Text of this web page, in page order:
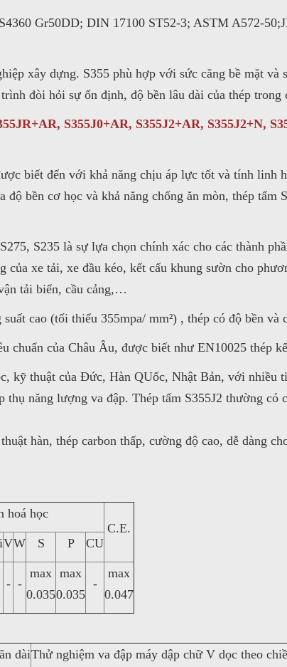
Gr50DD; DIN 17100 ST52-3; ASTM A572-
xây dựng. S355 phù hợp với sức căng bề mặt và
đòi hỏi sự ổn định, độ bền lâu dài của thép trong
S355J0+AR, S355J2+AR, S355J2+N,
biết đến với khả năng chịu áp lực tốt và tính linh
bền cơ học và khả năng chống ăn mòn, thép tấm
S235 là sự lựa chọn chính xác cho các thành
của xe tải, xe đầu kéo, kết cấu khung sườn cho
tải biển, cầu cảng,…
cao (tối thiểu 355mpa/ mm²) , thép có độ bền và
chuẩn của Châu Âu, được biết như EN10025 thép
kỹ thuật của Đức, Hàn QUốc, Nhật Bản, với nhiều
năng lượng va đập. Thép tấm S355J2 thường có
hàn, thép carbon thấp, cường độ cao, dễ dàng
hoá học
C.E.
VW S P CU
- -
max
0.035
max
0.035
-
max
0.047
dàiThử nghiệm va đập máy dập chữ V dọc theo